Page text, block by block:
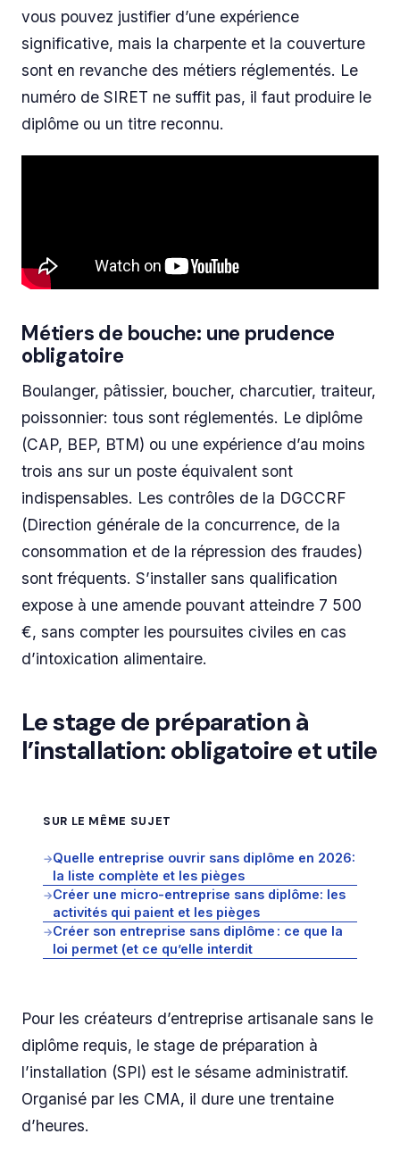
vous pouvez justifier d’une expérience
significative, mais la charpente et la couverture
sont en revanche des métiers réglementés. Le
numéro de SIRET ne suffit pas, il faut produire le
diplôme ou un titre reconnu.
Métiers de bouche: une prudence
obligatoire
Boulanger, pâtissier, boucher, charcutier, traiteur,
poissonnier: tous sont réglementés. Le diplôme
(CAP, BEP, BTM) ou une expérience d’au moins
trois ans sur un poste équivalent sont
indispensables. Les contrôles de la DGCCRF
(Direction générale de la concurrence, de la
consommation et de la répression des fraudes)
sont fréquents. S’installer sans qualification
expose à une amende pouvant atteindre 7 500
€, sans compter les poursuites civiles en cas
d’intoxication alimentaire.
Le stage de préparation à
l’installation: obligatoire et utile
SUR LE MÊME SUJET
→Quelle entreprise ouvrir sans diplôme en 2026:
la liste complète et les pièges
→Créer une micro-entreprise sans diplôme: les
activités qui paient et les pièges
→Créer son entreprise sans diplôme : ce que la
loi permet (et ce qu’elle interdit
Pour les créateurs d’entreprise artisanale sans le
diplôme requis, le stage de préparation à
l’installation (SPI) est le sésame administratif.
Organisé par les CMA, il dure une trentaine
d’heures.